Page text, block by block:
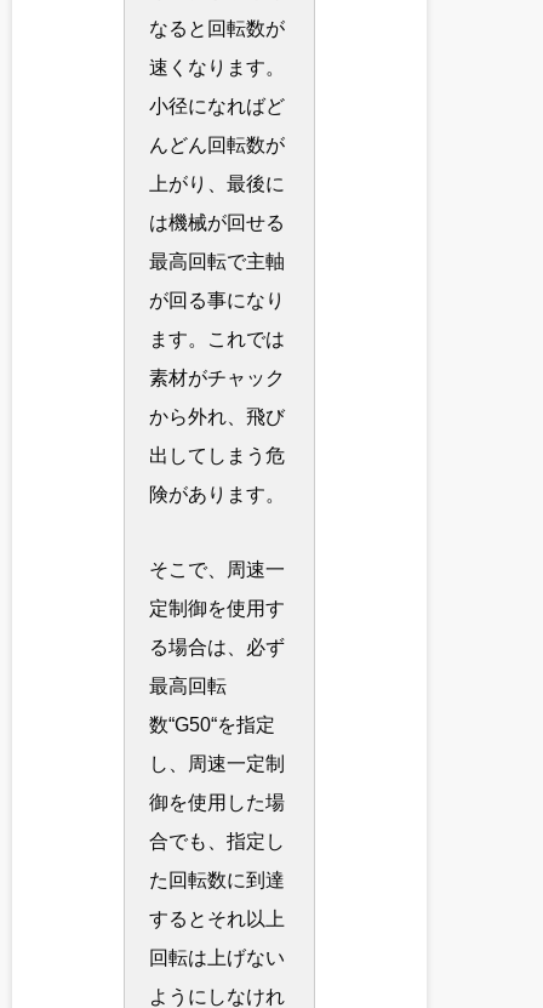
なると回転数が
速くなります。
小径になればど
んどん回転数が
上がり、最後に
は機械が回せる
最高回転で主軸
が回る事になり
ます。これでは
素材がチャック
から外れ、飛び
出してしまう危
険があります。
そこで、周速一
定制御を使用す
る場合は、必ず
最高回転
数“G50“を指定
し、周速一定制
御を使用した場
合でも、指定し
た回転数に到達
するとそれ以上
回転は上げない
ようにしなけれ